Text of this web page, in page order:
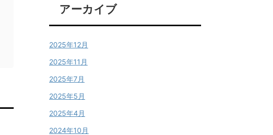
アーカイブ
2025年12月
2025年11月
2025年7月
2025年5月
2025年4月
2024年10月